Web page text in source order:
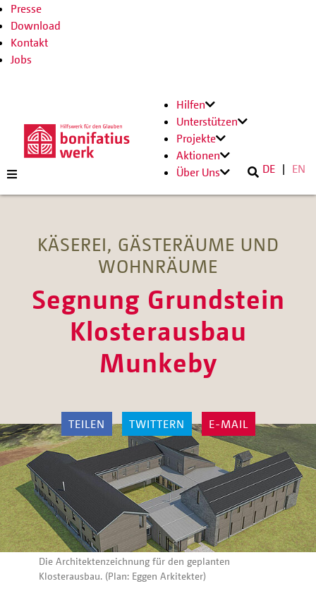
Presse
Download
Kontakt
Jobs
Hilfen
Unterstützen
Projekte
Aktionen
Über Uns
DE EN
KÄSEREI, GÄSTERÄUME UND
WOHNRÄUME
Segnung Grundstein
Klosterausbau
Munkeby
TEILEN TWITTERN E-MAIL
Die Architektenzeichnung für den geplanten
Klosterausbau. (Plan: Eggen Arkitekter)